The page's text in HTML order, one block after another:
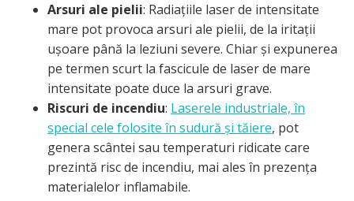
Arsuri ale pielii: Radiațiile laser de intensitate
mare pot provoca arsuri ale pielii, de la iritații
ușoare până la leziuni severe. Chiar și expunerea
pe termen scurt la fascicule de laser de mare
intensitate poate duce la arsuri grave.
Riscuri de incendiu: Laserele industriale, în
special cele folosite în sudură și tăiere, pot
genera scântei sau temperaturi ridicate care
prezintă risc de incendiu, mai ales în prezența
materialelor inflamabile.